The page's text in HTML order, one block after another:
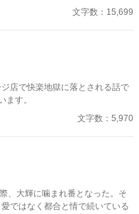
、初恋の人ではあるけれど、契
た時には解消されるものと考え
いと王子から溢れるほどの愛を
ガバースBLです。
文字数：15,699
店で快楽地獄に落とされる話で
ます。
文字数：5,970
、大輝に噛まれ番となった。そ
ではなく都合と情で続いている